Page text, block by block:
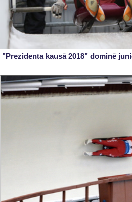
"Prezidenta kausā 2018" dominē